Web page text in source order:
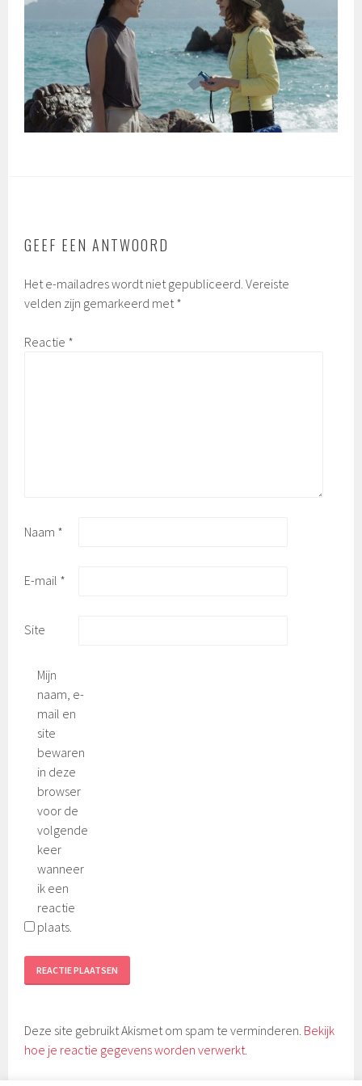
GEEF EEN ANTWOORD
Het e-mailadres wordt niet gepubliceerd. Vereiste
velden zijn gemarkeerd met *
Reactie *
Naam *
E-mail *
Site
Mijn
naam, e-
mail en
site
bewaren
in deze
browser
voor de
volgende
keer
wanneer
ik een
reactie
plaats.
Deze site gebruikt Akismet om spam te verminderen. Bekijk
hoe je reactie gegevens worden verwerkt